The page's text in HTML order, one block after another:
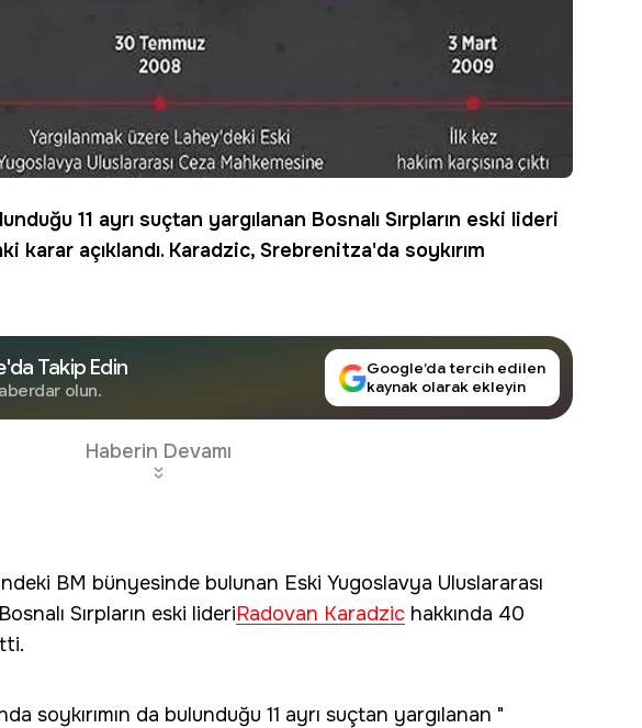
11 ayrı suçtan yargılanan Bosnalı Sırpların eski lideri
karar açıklandı. Karadzic, Srebrenitza'da soykırım
Takip Edin
olun.
Google’da tercih edilen
kaynak olarak ekleyin
Haberin Devamı
BM bünyesinde bulunan Eski Yugoslavya Uluslararası
Sırpların eski lideriRadovan Karadzic hakkında 40
soykırımın da bulunduğu 11 ayrı suçtan yargılanan "